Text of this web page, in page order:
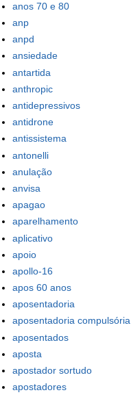
anos 70 e 80
anp
anpd
ansiedade
antartida
anthropic
antidepressivos
antidrone
antissistema
antonelli
anulação
anvisa
apagao
aparelhamento
aplicativo
apoio
apollo-16
apos 60 anos
aposentadoria
aposentadoria compulsória
aposentados
aposta
apostador sortudo
apostadores